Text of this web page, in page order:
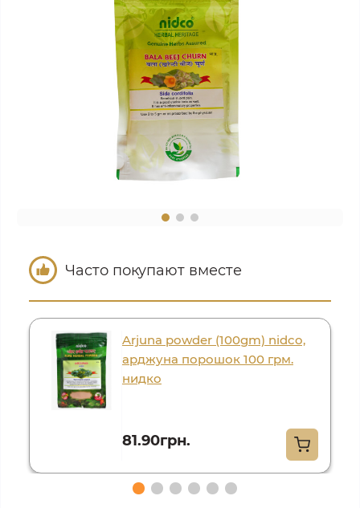
Часто покупают вместе
Arjuna powder (100gm) nidco,
арджуна порошок 100 грм.
нидко
81.90грн.